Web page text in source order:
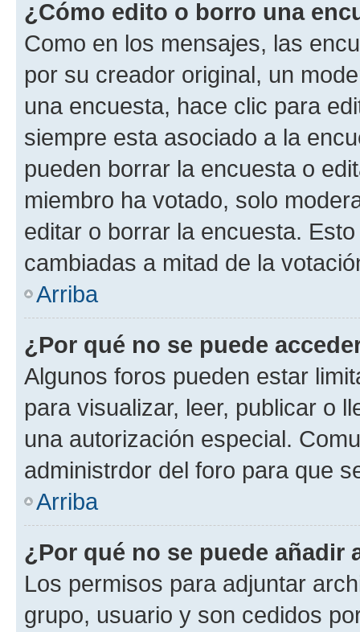
¿Cómo edito o borro una
Como en los mensajes, las
por su creador original, un
una encuesta, hace clic para
siempre esta asociado a la
pueden borrar la encuesta o
miembro ha votado, solo
editar o borrar la encuesta.
cambiadas a mitad de la
Arriba
¿Por qué no se puede
Algunos foros pueden estar
para visualizar, leer, publicar o
una autorización especial.
administrdor del foro para que
Arriba
¿Por qué no se puede añadir
Los permisos para adjuntar
grupo, usuario y son cedidos